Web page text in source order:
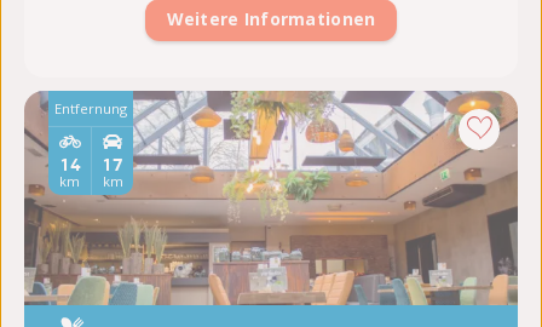
Weitere Informationen
Entfernung
17
km
14
km